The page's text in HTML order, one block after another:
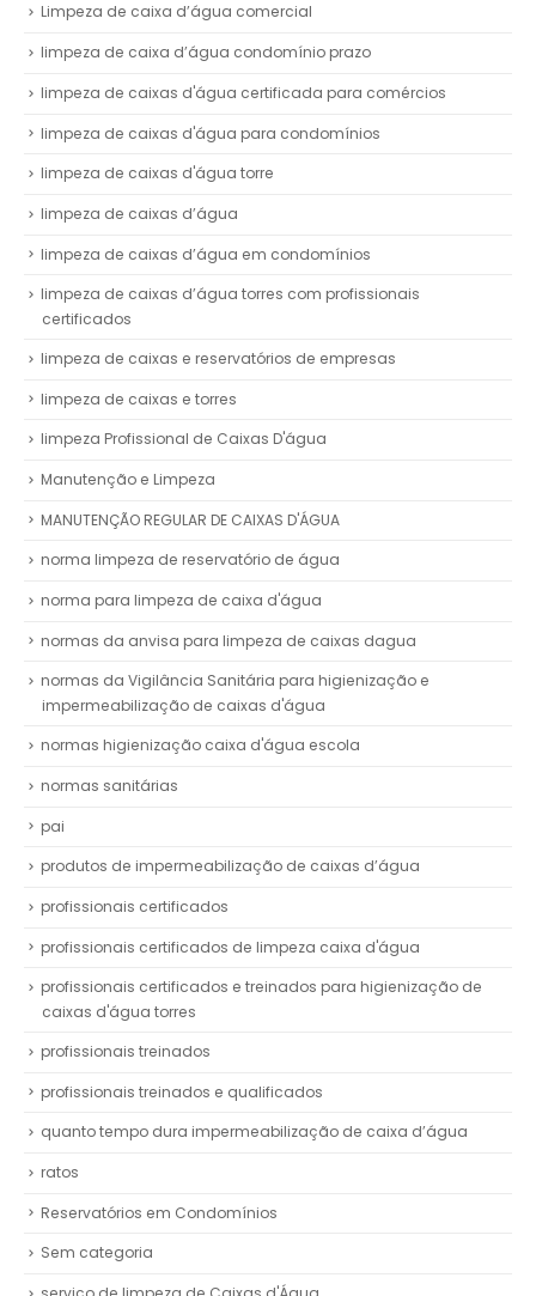
Limpeza de caixa d’água comercial
limpeza de caixa d’água condomínio prazo
limpeza de caixas d'água certificada para comércios
limpeza de caixas d'água para condomínios
limpeza de caixas d'água torre
limpeza de caixas d’água
limpeza de caixas d’água em condomínios
limpeza de caixas d’água torres com profissionais
certificados
limpeza de caixas e reservatórios de empresas
limpeza de caixas e torres
limpeza Profissional de Caixas D'água
Manutenção e Limpeza
MANUTENÇÃO REGULAR DE CAIXAS D'ÁGUA
norma limpeza de reservatório de água
norma para limpeza de caixa d'água
normas da anvisa para limpeza de caixas dagua
normas da Vigilância Sanitária para higienização e
impermeabilização de caixas d'água
normas higienização caixa d'água escola
normas sanitárias
pai
produtos de impermeabilização de caixas d’água
profissionais certificados
profissionais certificados de limpeza caixa d'água
profissionais certificados e treinados para higienização de
caixas d'água torres
profissionais treinados
profissionais treinados e qualificados
quanto tempo dura impermeabilização de caixa d’água
ratos
Reservatórios em Condomínios
Sem categoria